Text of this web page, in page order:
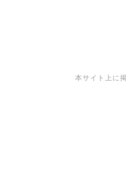
本サイト上に